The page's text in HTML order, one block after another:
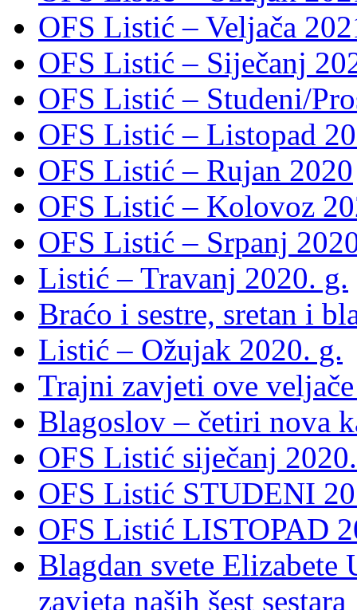
OFS Listić – Veljača
OFS Listić – Siječanj
OFS Listić – Studeni/
OFS Listić – Listopad
OFS Listić – Rujan 2020
OFS Listić – Kolovoz
OFS Listić – Srpanj
Listić – Travanj 2020. g.
Braćo i sestre, sretan i
Listić – Ožujak 2020. g.
Trajni zavjeti ove
Blagoslov – četiri nova
OFS Listić siječanj
OFS Listić STUDENI
OFS Listić LISTOPAD
Blagdan svete
zavjeta naših šest sestara